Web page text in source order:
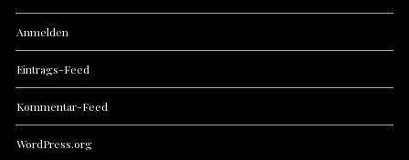
Anmelden
Eintrags-Feed
Kommentar-Feed
WordPress.org